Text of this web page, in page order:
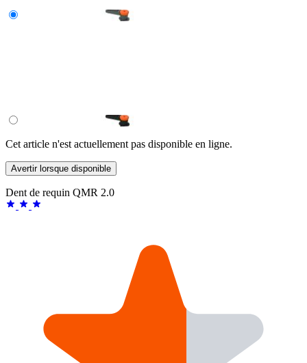
Cet article n'est actuellement pas disponible en ligne.
Avertir lorsque disponible
Dent de requin QMR 2.0